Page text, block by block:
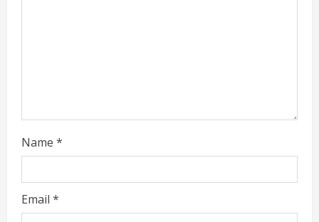
Name *
Email *